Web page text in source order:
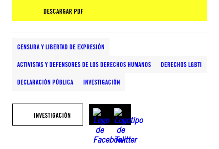
DESCARGAR PDF
CENSURA Y LIBERTAD DE EXPRESIÓN
ACTIVISTAS Y DEFENSORES DE LOS DERECHOS HUMANOS DERECHOS LGBTI
DECLARACIÓN PÚBLICA INVESTIGACIÓN
INVESTIGACIÓN